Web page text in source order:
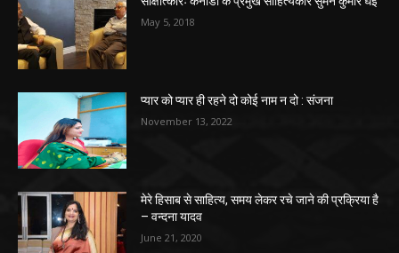
May 5, 2018
प्यार को प्यार ही रहने दो कोई नाम न दो : संजना
November 13, 2022
मेरे हिसाब से साहित्य, समय लेकर रचे जाने की प्रक्रिया है
– वन्दना यादव
June 21, 2020